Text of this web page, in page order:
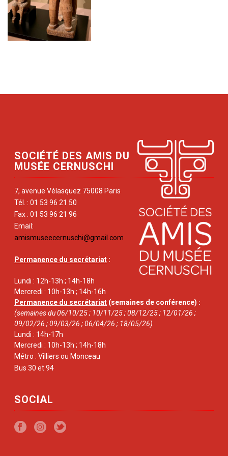
SOCIÉTÉ DES AMIS DU
MUSÉE CERNUSCHI
7, avenue Vélasquez 75008 Paris
Tél. : 01 53 96 21 50
Fax : 01 53 96 21 96
Email:
amismuseecernuschi@gmail.com
Permanence du secrétariat :
Lundi : 12h-13h ; 14h-18h
Mercredi : 10h-13h ; 14h-16h
Permanence du secrétariat (semaines de conférence) :
(semaines du 06/10/25 ; 10/11/25 ; 08/12/25 ; 12/01/26 ;
09/02/26 ; 09/03/26 ; 06/04/26 ; 18/05/26)
Lundi : 14h-17h
Mercredi : 10h-13h ; 14h-18h
Métro : Villiers ou Monceau
Bus 30 et 94
SOCIAL